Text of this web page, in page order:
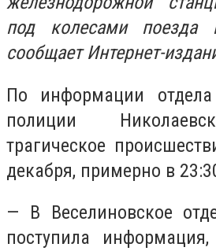
под колесами поезда
сообщает Интернет-
По информации
полиции
трагическое
декабря, примерно в
— В Веселиновское
поступила